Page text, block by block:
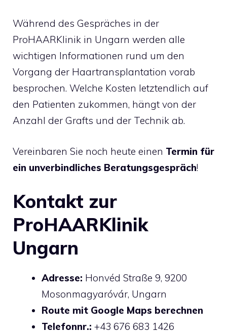
Während des Gespräches in der
ProHAARKlinik in Ungarn werden alle
wichtigen Informationen rund um den
Vorgang der Haartransplantation vorab
besprochen. Welche Kosten letztendlich auf
den Patienten zukommen, hängt von der
Anzahl der Grafts und der Technik ab.
Vereinbaren Sie noch heute einen Termin für
ein unverbindliches Beratungsgespräch!
Kontakt zur
ProHAARKlinik
Ungarn
Adresse: Honvéd Straße 9, 9200
Mosonmagyaróvár, Ungarn
Route mit Google Maps berechnen
Telefonnr.: +43 676 683 1426